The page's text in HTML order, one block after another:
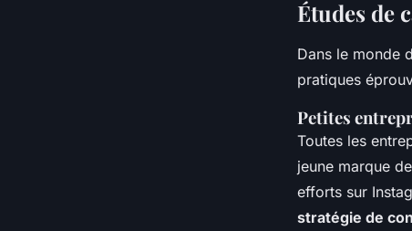
Études de
Dans le monde
pratiques
Petites
Toutes les
jeune marque
efforts sur
stratégie de